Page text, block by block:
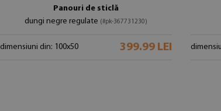
Panouri de sticlă
dungi negre regulate (#pk-367731230)
dimensiuni din: 100x50 399.99 LEI